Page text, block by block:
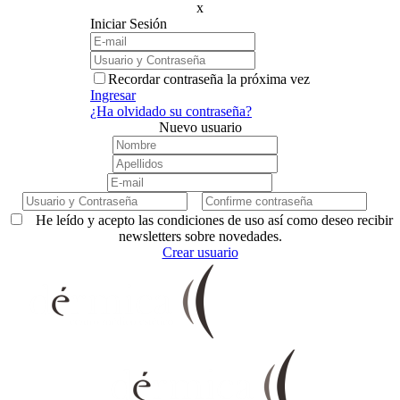
x
Iniciar Sesión
Recordar contraseña la próxima vez
Ingresar
¿Ha olvidado su contraseña?
Nuevo usuario
He leído y acepto las condiciones de uso así como deseo recibir
newsletters sobre novedades.
Crear usuario